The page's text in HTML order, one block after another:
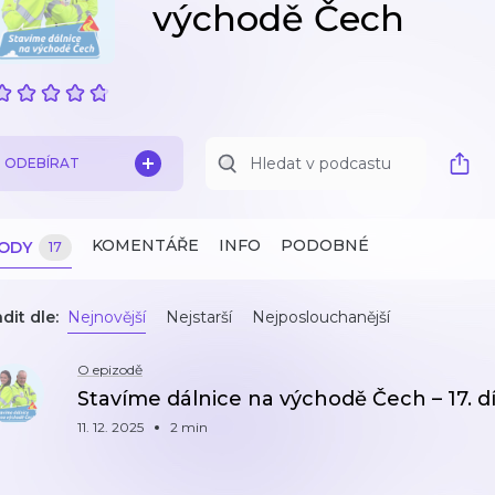
východě Čech
ODEBÍRAT
17 KOMENTÁŘE INFO PODOBNÉ
dle: Nejnovější Nejstarší Nejposlouchanější
O epizodě
Stavíme dálnice na východě Čech – 17.
11. 12. 2025 2 min